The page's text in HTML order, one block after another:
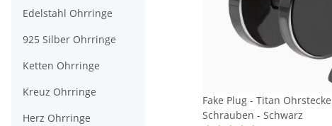
Fake Plug - Titan
Schrauben - Schwarz
Edelstahl Ohrringe
925 Silber Ohrringe
Ketten Ohrringe
Kreuz Ohrringe
Herz Ohrringe